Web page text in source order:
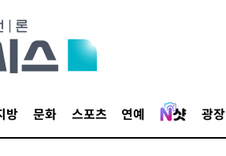
방 문화 스포츠 연예 광장